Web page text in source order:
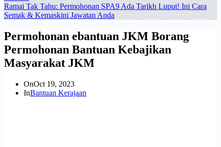
Ramai Tak Tahu: Permohonan SPA9 Ada Tarikh Luput! Ini Cara
Semak & Kemaskini Jawatan Anda
Permohonan ebantuan JKM Borang
Permohonan Bantuan Kebajikan
Masyarakat JKM
OnOct 19, 2023
InBantuan Kerajaan